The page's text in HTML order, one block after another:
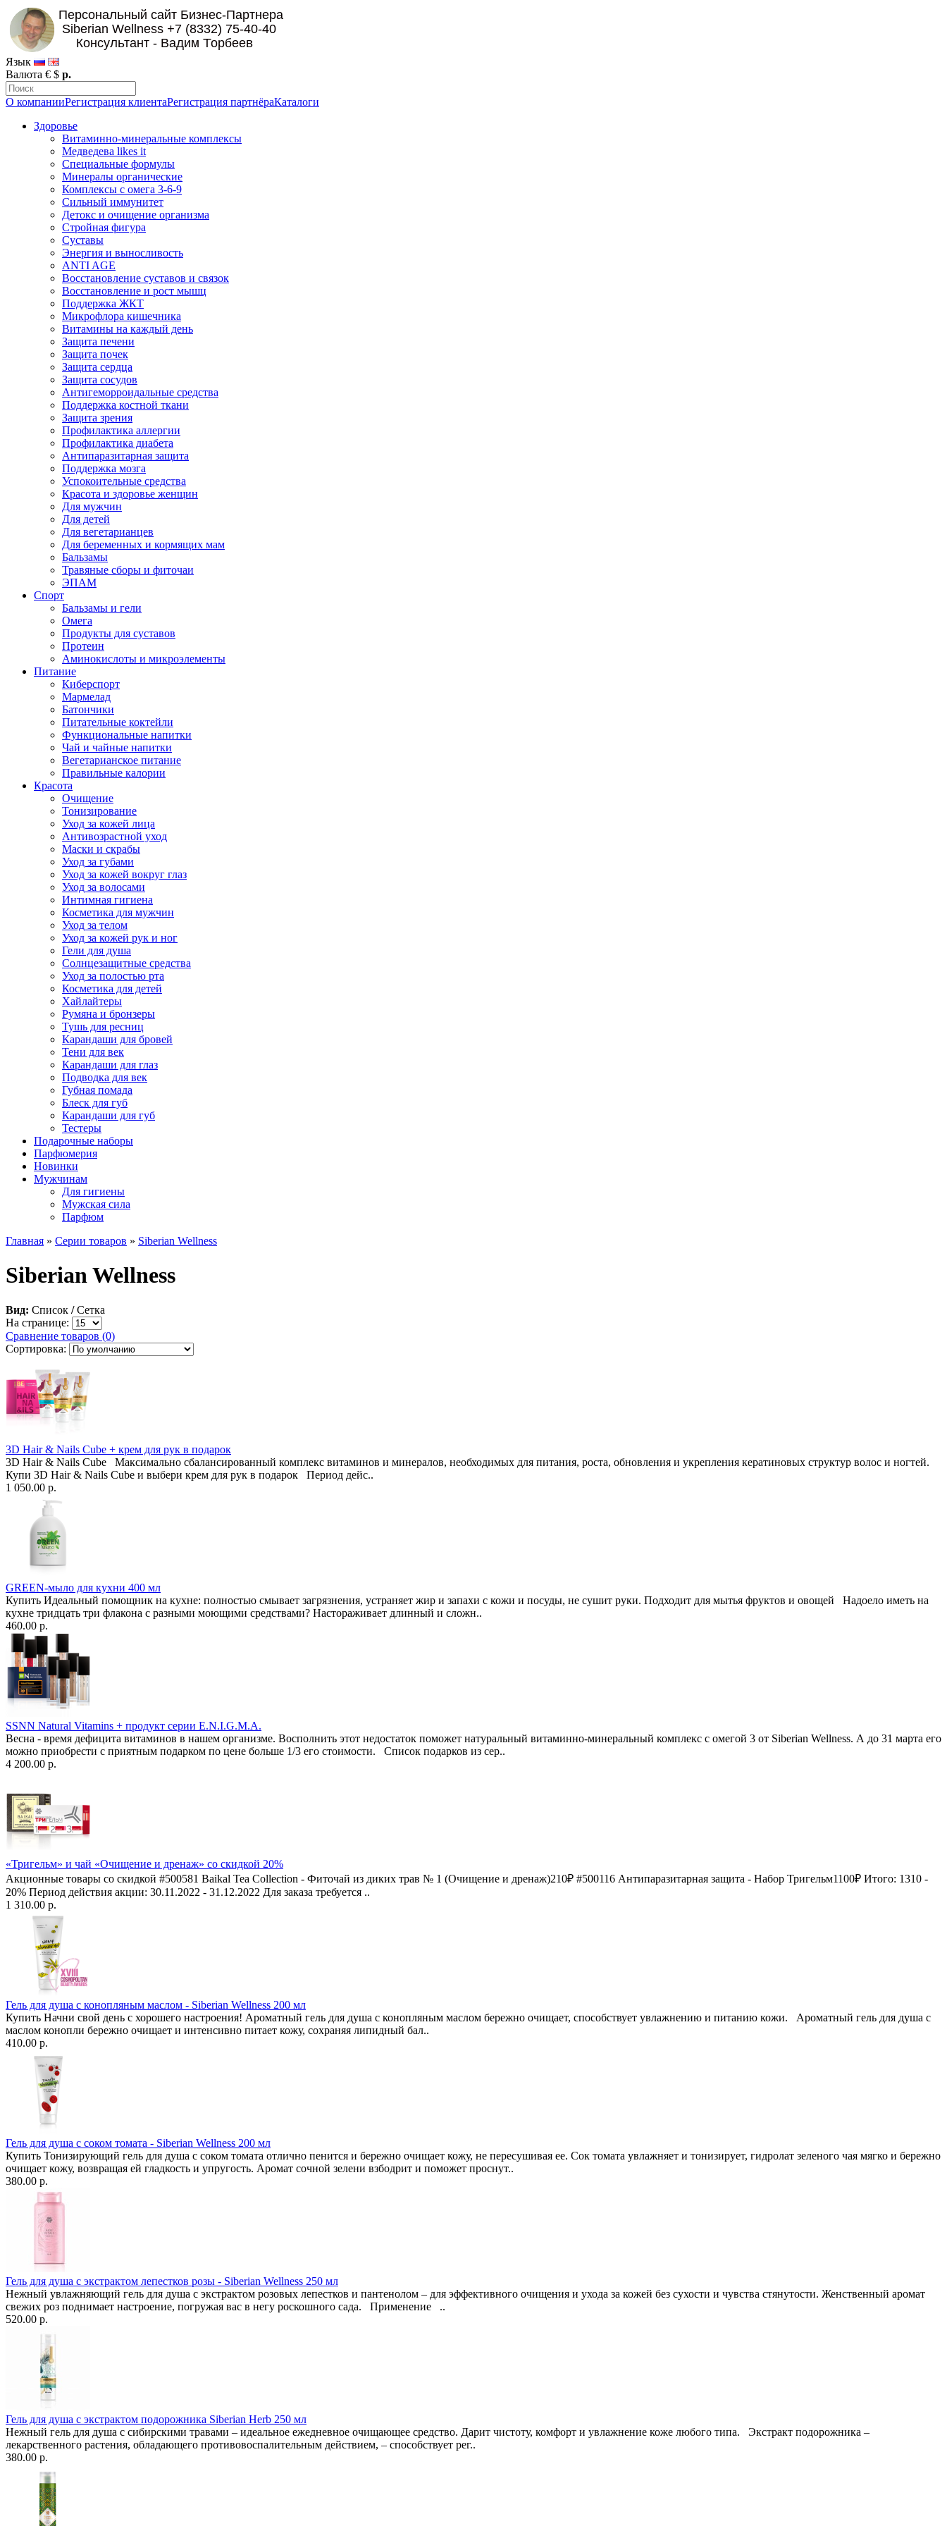
Язык
Валюта € $ р.
О компанииРегистрация клиентаРегистрация партнёраКаталоги
Здоровье
Витаминно-минеральные комплексы
Медведева likes it
Специальные формулы
Минералы органические
Комплексы с омега 3-6-9
Сильный иммунитет
Детокс и очищение организма
Стройная фигура
Суставы
Энергия и выносливость
ANTI AGE
Восстановление суставов и связок
Восстановление и рост мышц
Поддержка ЖКТ
Микрофлора кишечника
Витамины на каждый день
Защита печени
Защита почек
Защита сердца
Защита сосудов
Антигеморроидальные средства
Поддержка костной ткани
Защита зрения
Профилактика аллергии
Профилактика диабета
Антипаразитарная защита
Поддержка мозга
Успокоительные средства
Красота и здоровье женщин
Для мужчин
Для детей
Для вегетарианцев
Для беременных и кормящих мам
Бальзамы
Травяные сборы и фиточаи
ЭПАМ
Спорт
Бальзамы и гели
Омега
Продукты для суставов
Протеин
Аминокислоты и микроэлементы
Питание
Киберспорт
Мармелад
Батончики
Питательные коктейли
Функциональные напитки
Чай и чайные напитки
Вегетарианское питание
Правильные калории
Красота
Очищение
Тонизирование
Уход за кожей лица
Антивозрастной уход
Маски и скрабы
Уход за губами
Уход за кожей вокруг глаз
Уход за волосами
Интимная гигиена
Косметика для мужчин
Уход за телом
Уход за кожей рук и ног
Гели для душа
Солнцезащитные средства
Уход за полостью рта
Косметика для детей
Хайлайтеры
Румяна и бронзеры
Тушь для ресниц
Карандаши для бровей
Тени для век
Карандаши для глаз
Подводка для век
Губная помада
Блеск для губ
Карандаши для губ
Тестеры
Подарочные наборы
Парфюмерия
Новинки
Мужчинам
Для гигиены
Мужская сила
Парфюм
Главная » Серии товаров » Siberian Wellness
Siberian Wellness
Вид: Список / Сетка
На странице:
Сравнение товаров (0)
Сортировка:
3D Hair & Nails Cube + крем для рук в подарок
3D Hair & Nails Cube Максимально сбалансированный комплекс витаминов и минералов, необходимых для питания, роста, обновления и укрепления кератиновых структур волос и ногтей.
Купи 3D Hair & Nails Cube и выбери крем для рук в подарок Период дейс..
1 050.00 р.
GREEN-мыло для кухни 400 мл
Купить Идеальный помощник на кухне: полностью смывает загрязнения, устраняет жир и запахи с кожи и посуды, не сушит руки. Подходит для мытья фруктов и овощей Надоело иметь на
кухне тридцать три флакона с разными моющими средствами? Настораживает длинный и сложн..
460.00 р.
SSNN Natural Vitamins + продукт серии E.N.I.G.M.A.
Весна - время дефицита витаминов в нашем организме. Восполнить этот недостаток поможет натуральный витаминно-минеральный комплекс с омегой 3 от Siberian Wellness. А до 31 марта его
можно приобрести с приятным подарком по цене больше 1/3 его стоимости. Список подарков из сер..
4 200.00 р.
«Тригельм» и чай «Очищение и дренаж» со скидкой 20%
Акционные товары со скидкой #500581 Baikal Tea Collection - Фиточай из диких трав № 1 (Очищение и дренаж)210₽ #500116 Антипаразитарная защита - Набор Тригельм1100₽ Итого: 1310 -
20% Период действия акции: 30.11.2022 - 31.12.2022 Для заказа требуется ..
1 310.00 р.
Гель для душа с конопляным маслом - Siberian Wellness 200 мл
Купить Начни свой день с хорошего настроения! Ароматный гель для душа с конопляным маслом бережно очищает, способствует увлажнению и питанию кожи. Ароматный гель для душа с
маслом конопли бережно очищает и интенсивно питает кожу, сохраняя липидный бал..
410.00 р.
Гель для душа с соком томата - Siberian Wellness 200 мл
Купить Тонизирующий гель для душа с соком томата отлично пенится и бережно очищает кожу, не пересушивая ее. Сок томата увлажняет и тонизирует, гидролат зеленого чая мягко и бережно
очищает кожу, возвращая ей гладкость и упругость. Аромат сочной зелени взбодрит и поможет проснут..
380.00 р.
Гель для душа с экстрактом лепестков розы - Siberian Wellness 250 мл
Нежный увлажняющий гель для душа с экстрактом розовых лепестков и пантенолом – для эффективного очищения и ухода за кожей без сухости и чувства стянутости. Женственный аромат
свежих роз поднимает настроение, погружая вас в негу роскошного сада. Применение ..
520.00 р.
Гель для душа с экстрактом подорожника Siberian Herb 250 мл
Нежный гель для душа с сибирскими травами – идеальное ежедневное очищающее средство. Дарит чистоту, комфорт и увлажнение коже любого типа. Экстракт подорожника –
лекарственного растения, обладающего противовоспалительным действием, – способствует рег..
380.00 р.